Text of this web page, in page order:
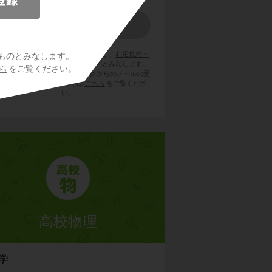
のとみなします。
をご覧ください。
録をクリックまたはタップすると、
利用規約・
バシーポリシー
に同意したものとみなします。
のメールサービスで @try-it.jp からのメールの受
許可して下さい。詳しくはこちら
をご覧くださ
い。
高校物理